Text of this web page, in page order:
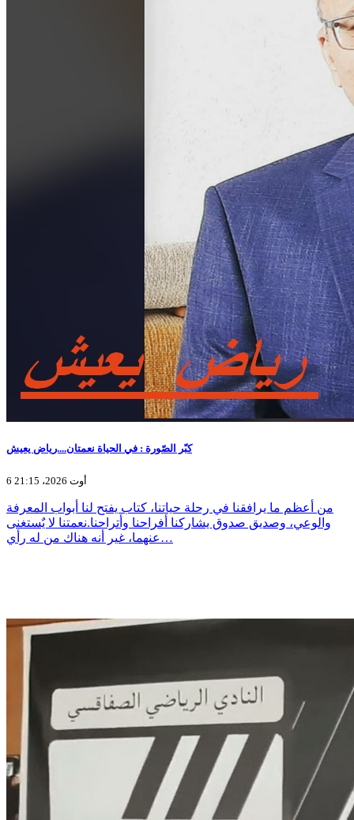
كبّر الصّورة : في الحياة نعمتان....رياض يعيش
6 أوت 2026، 21:15
من أعظم ما يرافقنا في رحلة حياتنا، كتاب يفتح لنا أبواب المعرفة
والوعي، وصديق صدوق يشاركنا أفراحنا وأتراحنا.نعمتنا لا يٌستغنى
عنهما، غير أنه هناك من له رأي…